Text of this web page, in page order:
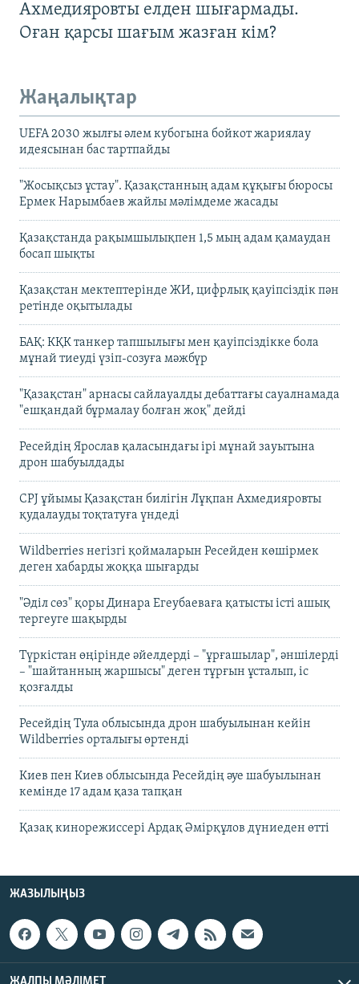
Ахмедияровты елден шығармады.
Оған қарсы шағым жазған кім?
Жаңалықтар
UEFA 2030 жылғы әлем кубогына бойкот жариялау
идеясынан бас тартпайды
"Жосықсыз ұстау". Қазақстанның адам құқығы бюросы
Ермек Нарымбаев жайлы мәлімдеме жасады
Қазақстанда рақымшылықпен 1,5 мың адам қамаудан
босап шықты
Қазақстан мектептерінде ЖИ, цифрлық қауіпсіздік пән
ретінде оқытылады
БАҚ: КҚК танкер тапшылығы мен қауіпсіздікке бола
мұнай тиеуді үзіп-созуға мәжбүр
"Қазақстан" арнасы сайлауалды дебаттағы сауалнамада
"ешқандай бұрмалау болған жоқ" дейді
Ресейдің Ярослав қаласындағы ірі мұнай зауытына
дрон шабуылдады
CPJ ұйымы Қазақстан билігін Лұқпан Ахмедияровты
қудалауды тоқтатуға үндеді
Wildberries негізгі қоймаларын Ресейден көшірмек
деген хабарды жоққа шығарды
"Әділ сөз" қоры Динара Егеубаеваға қатысты істі ашық
тергеуге шақырды
Түркістан өңірінде әйелдерді – "ұрғашылар", әншілерді
– "шайтанның жаршысы" деген тұрғын ұсталып, іс
қозғалды
Ресейдің Тула облысында дрон шабуылынан кейін
Wildberries орталығы өртенді
Киев пен Киев облысында Ресейдің әуе шабуылынан
кемінде 17 адам қаза тапқан
Қазақ кинорежиссері Ардақ Әмірқұлов дүниеден өтті
ЖАЗЫЛЫҢЫЗ